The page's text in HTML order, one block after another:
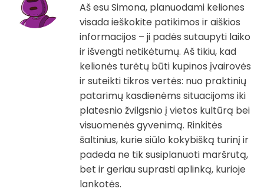
Aš esu Simona, planuodami keliones
visada ieškokite patikimos ir aiškios
informacijos – ji padės sutaupyti laiko
ir išvengti netikėtumų. Aš tikiu, kad
kelionės turėtų būti kupinos įvairovės
ir suteikti tikros vertės: nuo praktinių
patarimų kasdienėms situacijoms iki
platesnio žvilgsnio į vietos kultūrą bei
visuomenės gyvenimą. Rinkitės
šaltinius, kurie siūlo kokybišką turinį ir
padeda ne tik susiplanuoti maršrutą,
bet ir geriau suprasti aplinką, kurioje
lankotės.